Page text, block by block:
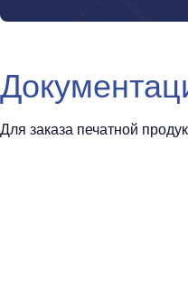
Для заказа печатной